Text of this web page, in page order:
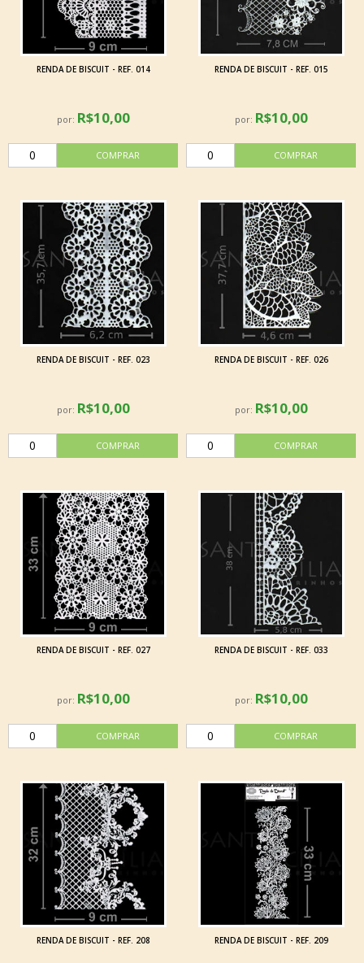
RENDA DE BISCUIT - REF. 014
por: R$10,00
RENDA DE BISCUIT - REF. 015
por: R$10,00
RENDA DE BISCUIT - REF. 023
por: R$10,00
RENDA DE BISCUIT - REF. 026
por: R$10,00
RENDA DE BISCUIT - REF. 027
por: R$10,00
RENDA DE BISCUIT - REF. 033
por: R$10,00
RENDA DE BISCUIT - REF. 208 RENDA DE BISCUIT - REF. 209